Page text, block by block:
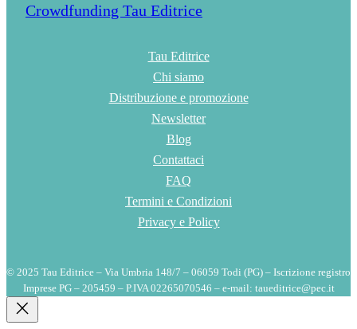
Crowdfunding Tau Editrice
Tau Editrice
Chi siamo
Distribuzione e promozione
Newsletter
Blog
Contattaci
FAQ
Termini e Condizioni
Privacy e Policy
© 2025 Tau Editrice – Via Umbria 148/7 – 06059 Todi (PG) – Iscrizione registro
Imprese PG – 205459 – P.IVA 02265070546 – e-mail: taueditrice@pec.it